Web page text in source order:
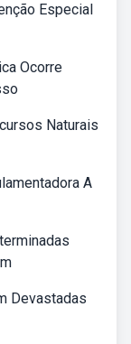
Especial
Ocorre
Naturais
A
Devastadas